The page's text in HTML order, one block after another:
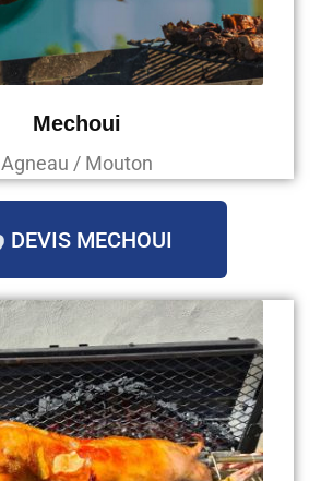
Mechoui
Agneau / Mouton
DEVIS MECHOUI